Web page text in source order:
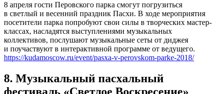
8 апреля гости Перовского парка смогут погрузиться
в светлый и весенний праздник Пасхи. В ходе мероприятия
посетители парка попробуют свои силы в творческих мастер-
классах, насладятся выступлениями музыкальных
коллективов, послушают музыкальные сеты от диджея
и поучаствуют в интерактивной программе от ведущего.
https://kudamoscow.ru/event/pasxa-v-perovskom-parke-2018/
8. Музыкальный пасхальный